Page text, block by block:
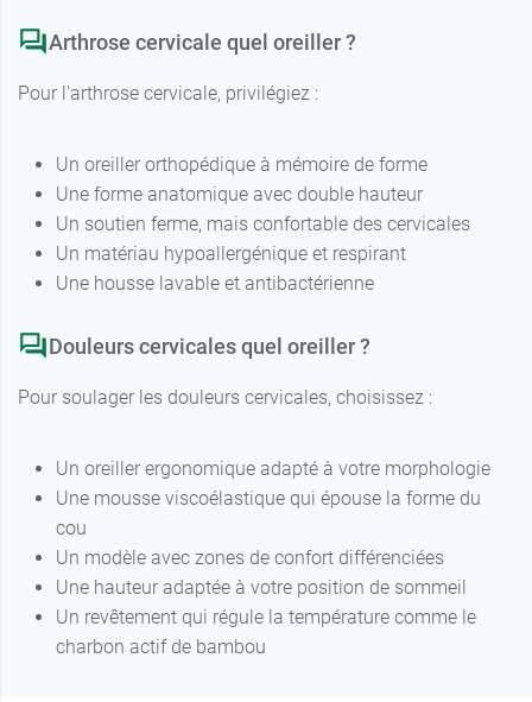
Arthrose cervicale quel oreiller ?
Pour l'arthrose cervicale, privilégiez :
Un oreiller orthopédique à mémoire de forme
Une forme anatomique avec double hauteur
Un soutien ferme, mais confortable des cervicales
Un matériau hypoallergénique et respirant
Une housse lavable et antibactérienne
Douleurs cervicales quel oreiller ?
Pour soulager les douleurs cervicales, choisissez :
Un oreiller ergonomique adapté à votre morphologie
Une mousse viscoélastique qui épouse la forme du
cou
Un modèle avec zones de confort différenciées
Une hauteur adaptée à votre position de sommeil
Un revêtement qui régule la température comme le
charbon actif de bambou